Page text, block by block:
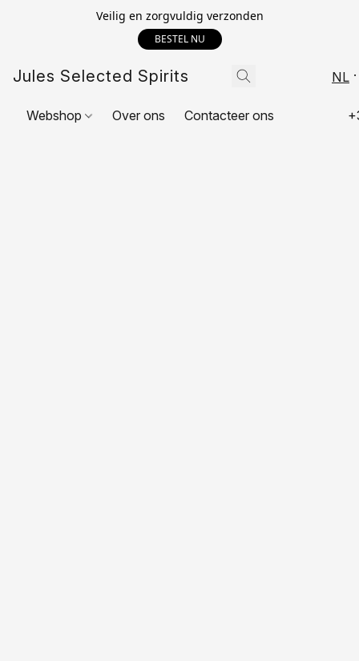
Veilig en zorgvuldig verzonden
BESTEL NU
Jules Selected Spirits NL
Webshop Over ons Contacteer ons